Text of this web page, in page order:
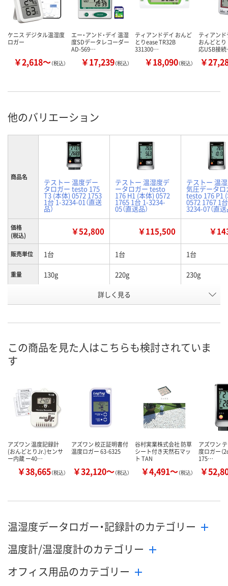
ケニス デジタル温湿度
ロガー
￥2,618～（税込）
エー・アンド・デイ 温湿
度SDデータレコーダー
AD-569…
￥17,239（税込）
ティアンドデイ おんど
とりease TR32B
331300…
￥18,090（税込）
ティアンド
おんどと
応USB接
￥
他のバリエーション
商品名
テストー 温度デー
タロガー testo 175
T3 (本体) 0572 1753
1台 1-3234-01（直送
品）
テストー 温湿度デ
ータロガー testo
176 H1 (本体) 0572
1765 1台 1-3234-
05（直送品）
テストー 温湿
気圧データロ
testo 176 P1
0572 1767 1
3234-07（直送
価格
(税込)
￥52,800 ￥115,500 ￥
販売単位 1台 1台 1台
重量 130g 220g 230g
±0.5℃、70.1～
±0.7℃
温度／±0.2℃（-20
～＋70℃）・±0.4℃
±2％RH（2～
温度／±0.2℃
～＋70℃）・
±2％RH（2～
±3hPa（0～
70℃td、湿度
100％RH、気
K281334
在庫 わずか わずか わずか
お届け日 8月28日（金）まで 8月28日（金）まで 8月28日（金）
詳しく見る
この商品を見た人はこちらも検討されていま
す
アズワン 温度記録計
(おんどとりJr.)センサ
ー内蔵 ー40…
￥38,665（税込）
アズワン 校正証明書付
温度ロガー 63-6325
￥32,120～（税込）
谷村実業株式会社 防草
シート付き天然石マッ
ト TAN
￥4,491～（税込）
アズワン
度ロガー（
175…
￥
温湿度データロガー・記録計のカテゴリー
温度計/温湿度計のカテゴリー
オフィス用品のカテゴリー